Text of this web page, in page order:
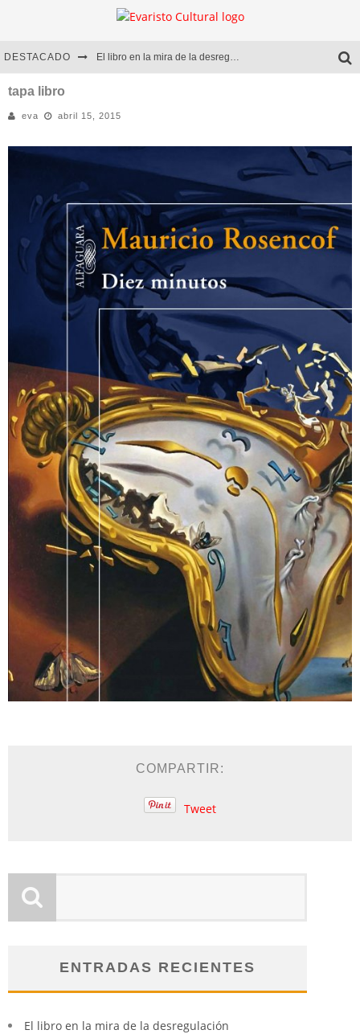
DESTACADO El libro en la mira de la desregulación
Diego Meret | Hotel Acapulco
tapa libro
eva abril 15, 2015
COMPARTIR:
Tweet
ENTRADAS RECIENTES
El libro en la mira de la desregulación